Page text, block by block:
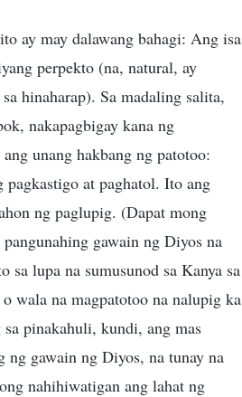
ay may dalawang bahagi: Ang isa
perpekto (na, natural, ay
hinaharap). Sa madaling salita,
nakapagbigay kana ng
unang hakbang ng patotoo:
pagkastigo at paghatol. Ito ang
ng paglupig. (Dapat mong
gawain ng Diyos na
sa lupa na sumusunod sa Kanya sa
wala na magpatotoo na nalupig ka
sa pinakahuli, kundi, ang mas
ng gawain ng Diyos, na tunay na
nahihiwatigan ang lahat ng